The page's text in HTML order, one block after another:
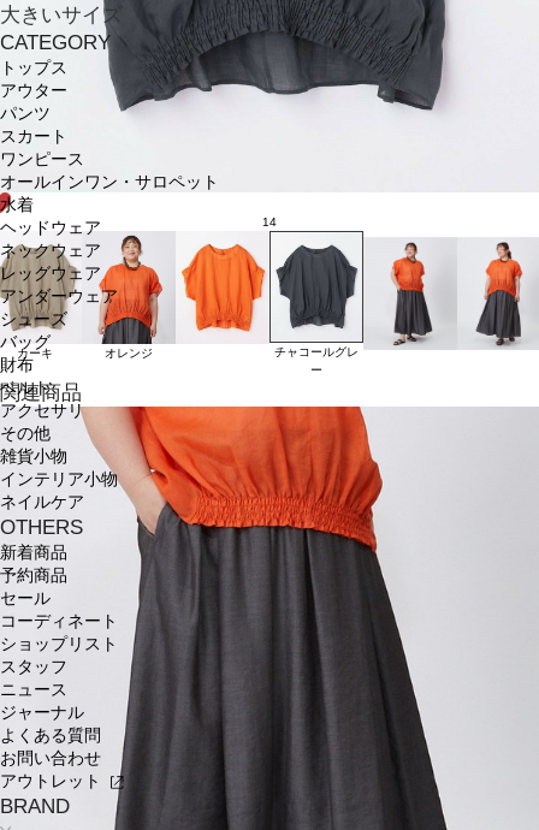
大きいサイズ
CATEGORY
トップス
アウター
パンツ
スカート
ワンピース
オールインワン・サロペット
水着
ヘッドウェア
ネックウェア
レッグウェア
アンダーウェア
シューズ
バッグ
財布
ベルト
アクセサリ
その他
雑貨小物
インテリア小物
ネイルケア
OTHERS
新着商品
予約商品
セール
コーディネート
ショップリスト
スタッフ
ニュース
ジャーナル
よくある質問
お問い合わせ
アウトレット
BRAND
14
カーキ オレンジ
チャコールグレ
ー
関連商品